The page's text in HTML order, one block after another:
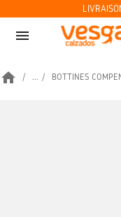
menu
home ... BOTTINES